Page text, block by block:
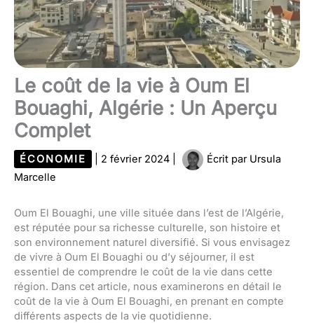
Le coût de la vie à Oum El
Bouaghi, Algérie : Un Aperçu
Complet
ÉCONOMIE 2 février 2024 Écrit par Ursula
Marcelle
Oum El Bouaghi, une ville située dans l’est de l’Algérie,
est réputée pour sa richesse culturelle, son histoire et
son environnement naturel diversifié. Si vous envisagez
de vivre à Oum El Bouaghi ou d’y séjourner, il est
essentiel de comprendre le coût de la vie dans cette
région. Dans cet article, nous examinerons en détail le
coût de la vie à Oum El Bouaghi, en prenant en compte
différents aspects de la vie quotidienne.